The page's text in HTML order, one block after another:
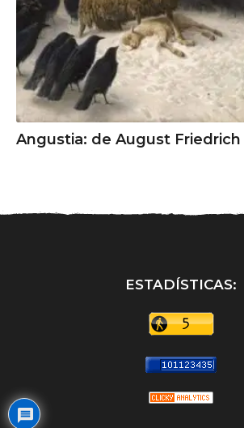
Angustia: de August
ESTADÍSTICAS: